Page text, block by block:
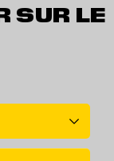
SUR LE